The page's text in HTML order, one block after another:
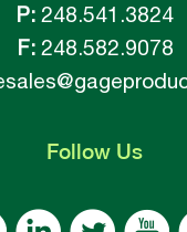
P: 248.541.3824
F:248.582.9078
Follow Us